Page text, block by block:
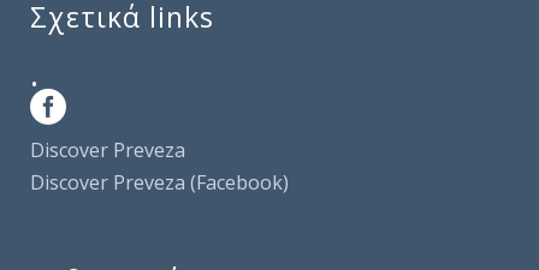
Σχετικά links
.
Discover Preveza
Discover Preveza (Facebook)